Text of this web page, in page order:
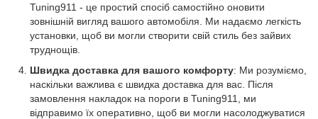
Tuning911 - це простий спосіб самостійно оновити
зовнішній вигляд вашого автомобіля. Ми надаємо легкість
установки, щоб ви могли створити свій стиль без зайвих
труднощів.
Швидка доставка для вашого комфорту: Ми розуміємо,
наскільки важлива є швидка доставка для вас. Після
замовлення накладок на пороги в Tuning911, ми
відправимо їх оперативно, щоб ви могли насолоджуватися